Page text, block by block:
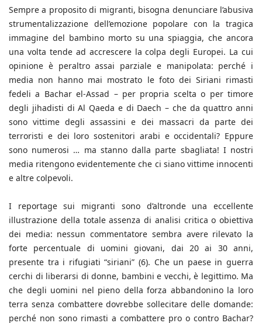
Sempre a proposito di migranti, bisogna denunciare l’abusiva
strumentalizzazione dell’emozione popolare con la tragica
immagine del bambino morto su una spiaggia, che ancora
una volta tende ad accrescere la colpa degli Europei. La cui
opinione è peraltro assai parziale e manipolata: perché i
media non hanno mai mostrato le foto dei Siriani rimasti
fedeli a Bachar el-Assad – per propria scelta o per timore
degli jihadisti di Al Qaeda e di Daech – che da quattro anni
sono vittime degli assassini e dei massacri da parte dei
terroristi e dei loro sostenitori arabi e occidentali? Eppure
sono numerosi … ma stanno dalla parte sbagliata! I nostri
media ritengono evidentemente che ci siano vittime innocenti
e altre colpevoli.
I reportage sui migranti sono d’altronde una eccellente
illustrazione della totale assenza di analisi critica o obiettiva
dei media: nessun commentatore sembra avere rilevato la
forte percentuale di uomini giovani, dai 20 ai 30 anni,
presente tra i rifugiati “siriani” (6). Che un paese in guerra
cerchi di liberarsi di donne, bambini e vecchi, è legittimo. Ma
che degli uomini nel pieno della forza abbandonino la loro
terra senza combattere dovrebbe sollecitare delle domande:
perché non sono rimasti a combattere pro o contro Bachar?